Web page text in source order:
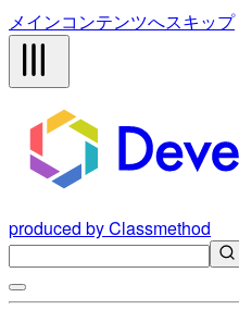
メインコンテンツへスキップ
produced by Classmethod